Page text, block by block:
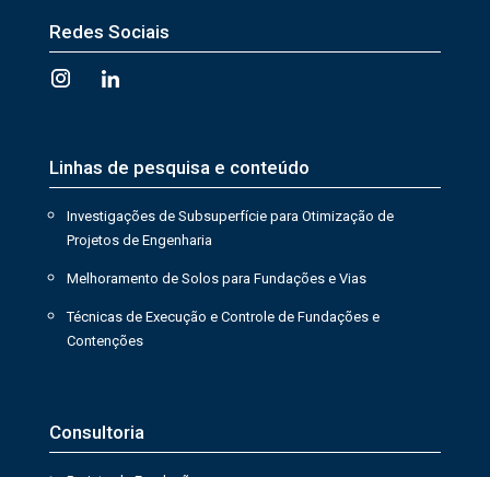
Redes Sociais
Linhas de pesquisa e conteúdo
Investigações de Subsuperfície para Otimização de
Projetos de Engenharia
Melhoramento de Solos para Fundações e Vias
Técnicas de Execução e Controle de Fundações e
Contenções
Consultoria